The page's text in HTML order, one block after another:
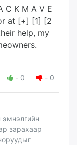
C K M A V E
at [+] [1] [2
help, my
- 0 - 0
зарахаар